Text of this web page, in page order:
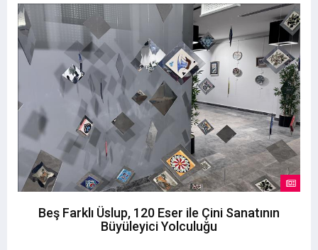
Beş Farklı Üslup, 120 Eser ile Çini Sanatının
Büyüleyici Yolculuğu